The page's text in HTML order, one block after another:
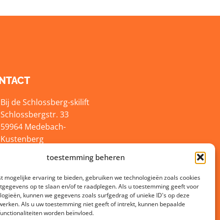
toestemming beheren
mogelijke ervaring te bieden, gebruiken we technologieën zoals cookies
op te slaan en/of te raadplegen. Als u toestemming geeft voor
kunnen we gegevens zoals surfgedrag of unieke ID's op deze
Als u uw toestemming niet geeft of intrekt, kunnen bepaalde
worden beïnvloed.
Bij de Schlossberg-skilift
Schlossbergstr. 33
59964 Medebach-
Kustenberg
info@aktiv-im-sauerland.de
+49 2981-820336